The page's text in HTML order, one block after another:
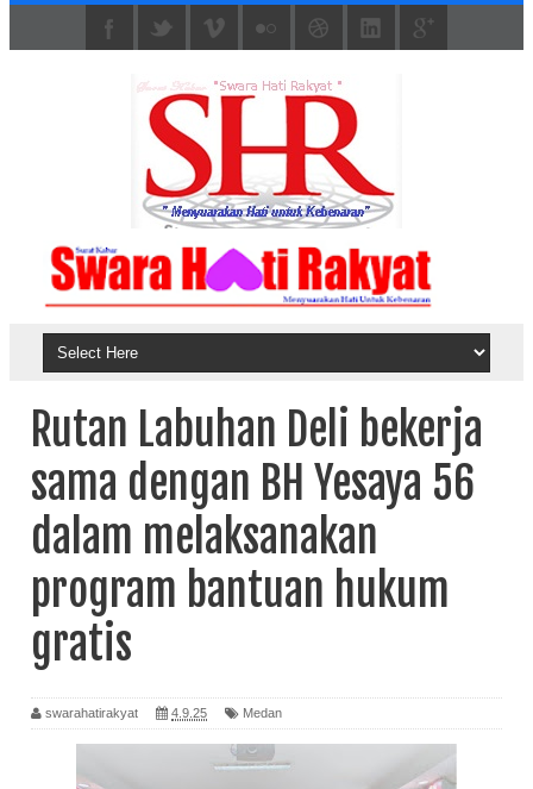
Rutan Labuhan Deli bekerja
sama dengan BH Yesaya 56
dalam melaksanakan
program bantuan hukum
gratis
swarahatirakyat 4.9.25 Medan